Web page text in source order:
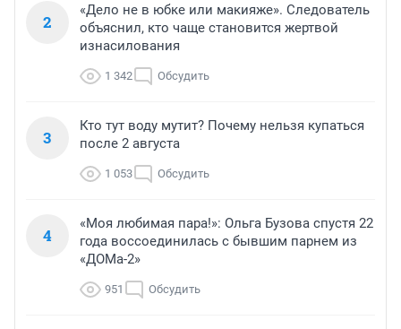
2
«Дело не в юбке или макияже». Следователь
объяснил, кто чаще становится жертвой
изнасилования
1 342 Обсудить
3
Кто тут воду мутит? Почему нельзя купаться
после 2 августа
1 053 Обсудить
4
«Моя любимая пара!»: Ольга Бузова спустя 22
года воссоединилась с бывшим парнем из
«ДОМа-2»
951 Обсудить